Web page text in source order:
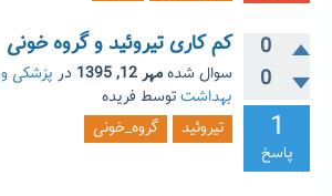
0
0
1
پاسخ
کم کاری تیروئید و گروه خونی
سوال شدهمهر 12, 1395 در پزشکی و
بهداشتتوسط فریده
تیروئید
گروه_خونی